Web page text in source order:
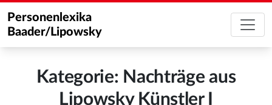
Personenlexika
Baader/Lipowsky
Kategorie: Nachträge aus
Lipowsky Künstler I